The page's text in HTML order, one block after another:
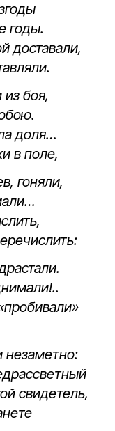
годы.
доставали,
боя,
доля…
в поле,
гоняли,
свидетель,